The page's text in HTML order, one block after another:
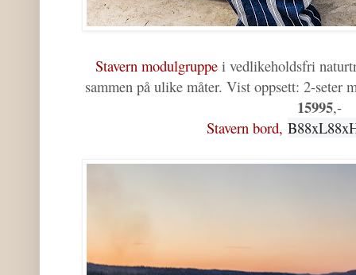
Stavern modulgruppe i vedlikeholdsfri
sammen på ulike måter. Vist oppsett: 2-seter
15995,-
Stavern bord,